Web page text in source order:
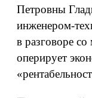
Петровны
инженером-
в разговоре
оперирует